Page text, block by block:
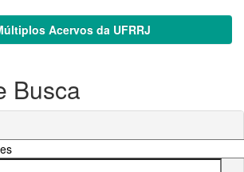
Acervos da UFRRJ
Busca